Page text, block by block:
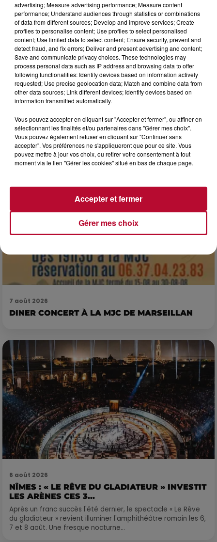
7 août 2026
Comme tous les vendredis, voici une petite sélection des
rendez-vous à ne pas manquer dans le coin. Que vous ayez
envie de voyager à l'autre bout du monde,...
7 août 2026
DINER CONCERT À LA MJC DE MARSEILLAN
6 août 2026
NÎMES : « LE RÊVE DU GLADIATEUR » INVESTIT
LES ARÈNES CES 3...
Après un franc succès l'été dernier, le spectacle « Le Rêve
du gladiateur » revient illuminer l'amphithéâtre romain les 6,
7 et 8 août. Une fresque nocturne...
advertising; Measure advertising performance; Measure content
performance; Understand audiences through statistics or combinations
of data from different sources; Develop and improve services; Create
profiles to personalise content; Use profiles to select personalised
content; Use limited data to select content; Ensure security, prevent and
detect fraud, and fix errors; Deliver and present advertising and content;
Save and communicate privacy choices. These technologies may
process personal data such as IP address and browsing data to offer
following functionalities: Identify devices based on information actively
requested; Use precise geolocation data; Match and combine data from
other data sources; Link different devices; Identify devices based on
information transmitted automatically.
Vous pouvez accepter en cliquant sur "Accepter et fermer", ou affiner en
sélectionnant les finalités et/ou partenaires dans "Gérer mes choix".
Vous pouvez également refuser en cliquant sur "Continuer sans
accepter". Vos préférences ne s'appliqueront que pour ce site. Vous
pouvez mettre à jour vos choix, ou retirer votre consentement à tout
moment via le lien "Gérer les cookies" situé en bas de chaque page.
Gérer mes choix
Accepter et fermer